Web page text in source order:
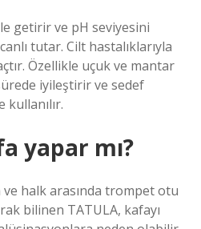
getirir ve pH seviyesini
tutar. Cilt hastalıklarıyla
Özellikle uçuk ve mantar
iyileştirir ve sedef
kullanılır.
yapar mı?
halk arasında trompet otu
bilinen TATULA, kafayı